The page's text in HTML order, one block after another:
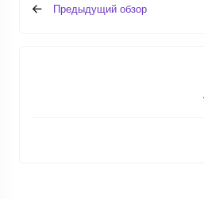
Предыдущий обзор